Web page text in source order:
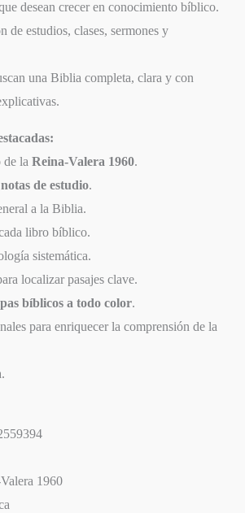
desean crecer en conocimiento bíblico.
de estudios, clases, sermones y
una Biblia completa, clara y con
de la Reina-Valera 1960.
de estudio.
a la Biblia.
libro bíblico.
sistemática.
localizar pasajes clave.
bíblicos a todo color.
para enriquecer la comprensión de la
1960